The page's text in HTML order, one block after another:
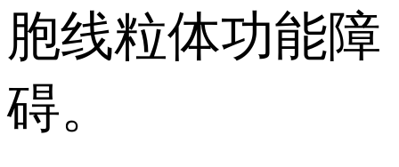
胞线粒体功能障
碍。